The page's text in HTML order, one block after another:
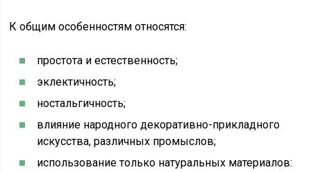
К общим особенностям относятся:
простота и естественность;
эклектичность;
ностальгичность;
влияние народного декоративно-прикладного
искусства, различных промыслов;
использование только натуральных материалов: